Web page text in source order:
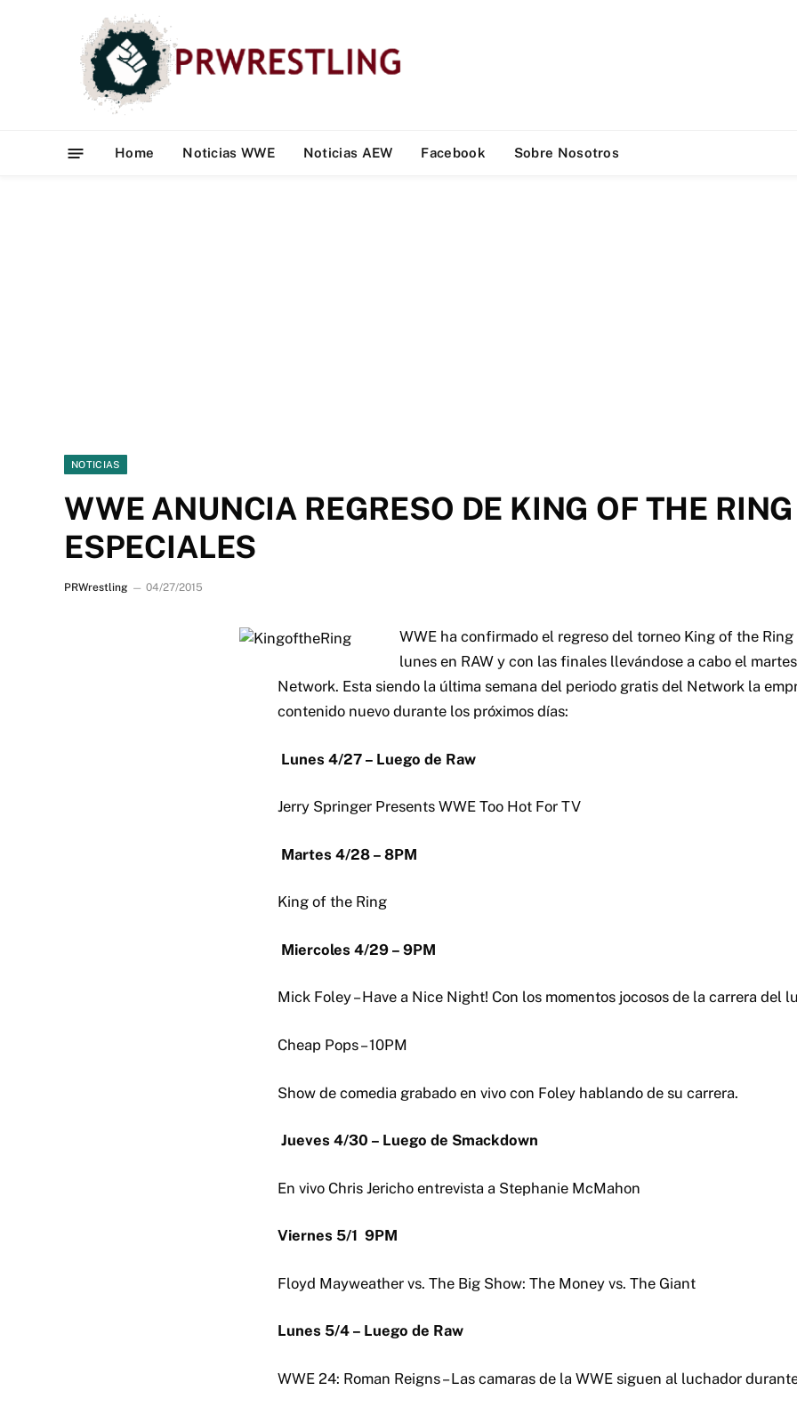
Home Noticias WWE Noticias AEW Facebook Sobre Nosotros
NOTICIAS
WWE ANUNCIA REGRESO DE KING OF THE
ESPECIALES
PRWrestling 04/27/2015
WWE ha confirmado el regreso del torneo King of the
lunes en RAW y con las finales llevándose a cabo el
Network. Esta siendo la última semana del periodo gratis del Network la
contenido nuevo durante los próximos días:
Lunes 4/27 – Luego de Raw
Jerry Springer Presents WWE Too Hot For TV
Martes 4/28 – 8PM
King of the Ring
Miercoles 4/29 – 9PM
Mick Foley – Have a Nice Night! Con los momentos jocosos de la carrera del
Cheap Pops – 10PM
Show de comedia grabado en vivo con Foley hablando de su carrera.
Jueves 4/30 – Luego de Smackdown
En vivo Chris Jericho entrevista a Stephanie McMahon
Viernes 5/1 9PM
Floyd Mayweather vs. The Big Show: The Money vs. The Giant
Lunes 5/4 – Luego de Raw
WWE 24: Roman Reigns – Las camaras de la WWE siguen al luchador